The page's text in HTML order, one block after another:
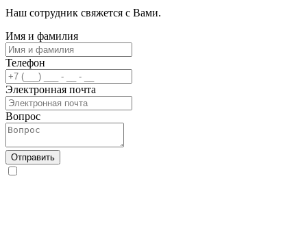
Наш сотрудник свяжется с Вами.
Имя и фамилия
Телефон
Электронная почта
Вопрос
Отправить